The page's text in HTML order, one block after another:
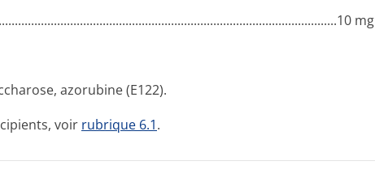
mg
azorubine (E122).
voir rubrique 6.1.